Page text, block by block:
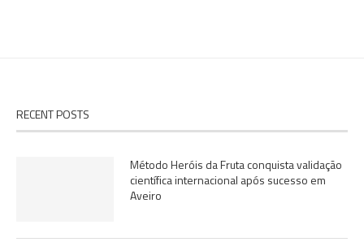
RECENT POSTS
Método Heróis da Fruta conquista validação
científica internacional após sucesso em
Aveiro